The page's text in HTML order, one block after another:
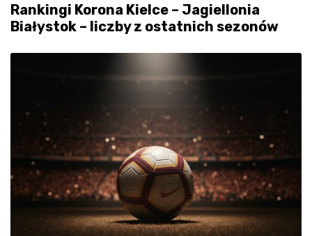
Rankingi Korona Kielce – Jagiellonia
Białystok – liczby z ostatnich sezonów